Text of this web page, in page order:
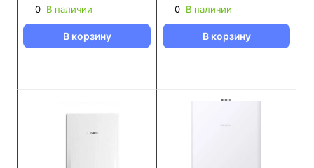
0 В наличии
В корзину
0 В наличии
В корзину